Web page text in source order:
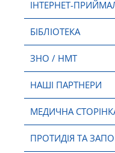
ІНТЕРНЕТ-
БІБЛІОТЕКА
ЗНО / НМТ
НАШІ ПАРТНЕРИ
МЕДИЧНА
ПРОТИДІЯ ТА